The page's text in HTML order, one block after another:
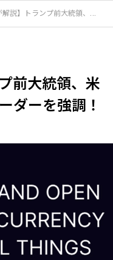
ランプ前大統領、米国は仮想通貨業界のリーダーを強調！
前大統領、米
ダーを強調！